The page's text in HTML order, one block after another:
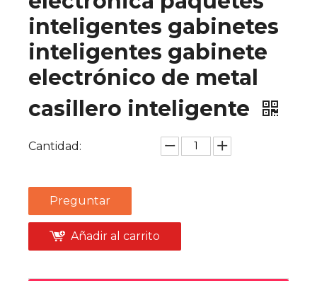
inteligentes gabinetes
inteligentes gabinete
electrónico de metal
casillero inteligente
Cantidad:
Preguntar
Añadir al carrito